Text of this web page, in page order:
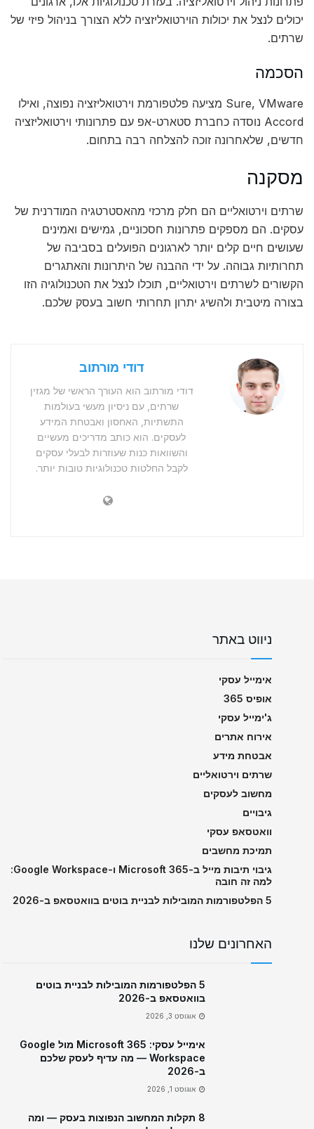
יכולים לנצל את יכולות הוירטואליזציה ללא הצורך בניהול פיזי של
שרתים.
הסכמה
Sure, VMware מציעה פלטפורמת וירטואליזציה נפוצה, ואילו
Accord נוסדה כחברת סטארט-אפ עם פתרונותי וירטואליזציה
חדשים, שלאחרונה זוכה להצלחה רבה בתחום.
מסקנה
שרתים וירטואליים הם חלק מרכזי מהאסטרטגיה המודרנית של
עסקים. הם מספקים פתרונות חסכוניים, גמישים ואמינים
שעושים חיים קלים יותר לארגונים הפועלים בסביבה של
תחרותיות גבוהה. על ידי ההבנה של היתרונות והאתגרים
הקשורים לשרתים וירטואליים, תוכלו לנצל את הטכנולוגיה הזו
בצורה מיטבית ולהשיג יתרון תחרותי חשוב בעסק שלכם.
דודי מורתוב
דודי מורתוב הוא העורך הראשי של מגזין
שרתים, עם ניסיון מעשי בעולמות
התשתיות, האחסון ואבטחת המידע
לעסקים. הוא כותב מדריכים מעשיים
והשוואות כנות שעוזרות לבעלי עסקים
לקבל החלטות טכנולוגיות טובות יותר.
ניווט באתר
אימייל עסקי
אופיס 365
ג'ימייל עסקי
אירוח אתרים
אבטחת מידע
שרתים וירטואליים
מחשוב לעסקים
גיבויים
וואטסאפ עסקי
תמיכת מחשבים
גיבוי תיבות מייל ב-Microsoft 365 ו-Google Workspace:
למה זה חובה
5 הפלטפורמות המובילות לבניית בוטים בוואטסאפ ב-2026
האחרונים שלנו
5 הפלטפורמות המובילות לבניית בוטים
בוואטסאפ ב-2026
אוגוסט 3, 2026
אימייל עסקי: Microsoft 365 מול Google
Workspace — מה עדיף לעסק שלכם
ב-2026
אוגוסט 1, 2026
8 תקלות המחשוב הנפוצות בעסק — ומה